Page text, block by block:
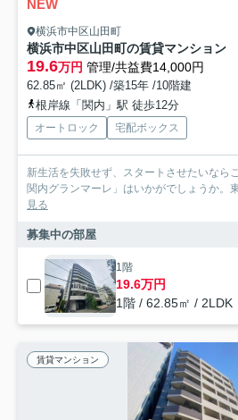
NEW
横浜市中区山田町
横浜市中区山田町の賃貸マンション
19.6万円 管理/共益費14,000円
62.85㎡ (2LDK) /築15年 /10階建
根岸線「関内」駅 徒歩12分
オートロック 宅配ボックス
新生活を失敗せず、スタートさせたいなら
関内グランマーレ」はいかがでしょうか。
見る
募集中の部屋
1階
19.6万円
1階 / 62.85㎡ / 2LDK
賃貸マンション